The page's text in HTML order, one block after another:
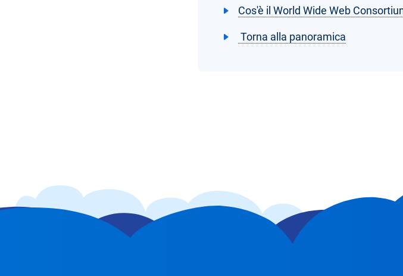
Cos'è il World Wide Web
Torna alla panoramica